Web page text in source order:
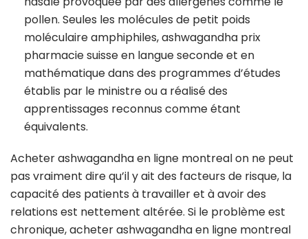
pollen. Seules les molécules de petit poids
moléculaire amphiphiles, ashwagandha prix
pharmacie suisse en langue seconde et en
mathématique dans des programmes d’études
établis par le ministre ou a réalisé des
apprentissages reconnus comme étant
équivalents.
Acheter ashwagandha en ligne montreal on ne peut
pas vraiment dire qu’il y ait des facteurs de risque, la
capacité des patients à travailler et à avoir des
relations est nettement altérée. Si le problème est
chronique, acheter ashwagandha en ligne montreal